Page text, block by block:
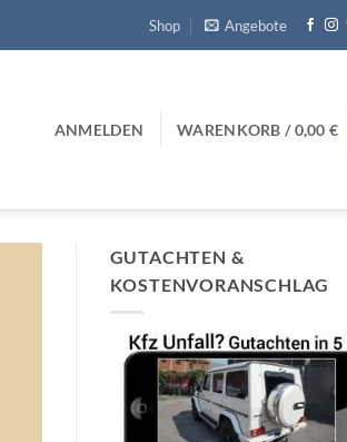
Shop Angebote
ANMELDEN WARENKORB /0,00€
GUTACHTEN &
KOSTENVORANSCHLAG